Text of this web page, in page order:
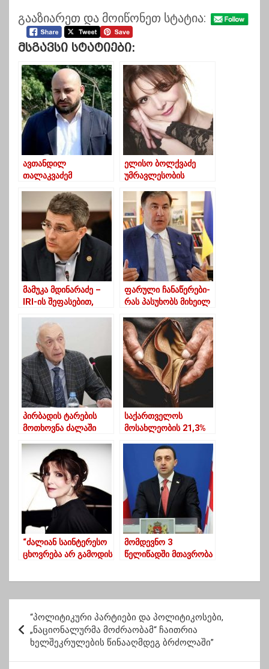
გააზიარეთ და მოიწონეთ სტატია:
Მსგავსი Სტატიები:
ავთანდილ
თალაკვაძემ
ელისო ბოლქვაძე
უმრავლესობის
ბერას სიმღერას
დემონსტრაციულად
უსმენდა
მამუკა მდინარაძე –
IRI-ის შეფასებით,
არჩევნები ერთ-ერთი
ყველაზე
დემოკრატიული და
თავისუფალი იყო
ფარული ჩანაწერები-
რას პასუხობს მიხეილ
ღარიბაშვილს
პირბადის ტარების
მოთხოვნა ძალაში
დარჩება
საქართველოს
მოსახლეობის 21,3%
ადამიანი უკიდურეს
სიღარიბეში
ცხოვრობს
“ძალიან საინტერესო
ცხოვრება არ გამოდის
მომდევნო 3
წელიწადში მთავრობა
ადგილობრივი
წარმოების
განვითარების
მიმართულებით
ო
“პოლიტიკური პარტიები და პოლიტიკოსები,
„ნაციონალურმა მოძრაობამ“ ჩაითრია
ხელშეკრულების წინააღმდეგ ბრძოლაში”